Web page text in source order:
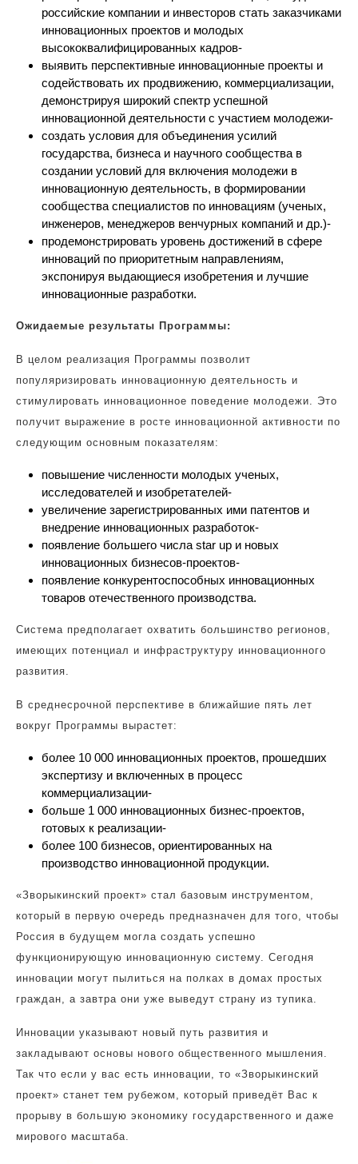
российские компании и инвесторов стать заказчиками
инновационных проектов и молодых
высококвалифицированных кадров-
выявить перспективные инновационные проекты и
содействовать их продвижению, коммерциализации,
демонстрируя широкий спектр успешной
инновационной деятельности с участием молодежи-
создать условия для объединения усилий
государства, бизнеса и научного сообщества в
создании условий для включения молодежи в
инновационную деятельность, в формировании
сообщества специалистов по инновациям (ученых,
инженеров, менеджеров венчурных компаний и др.)-
продемонстрировать уровень достижений в сфере
инноваций по приоритетным направлениям,
экспонируя выдающиеся изобретения и лучшие
инновационные разработки.
Ожидаемые результаты Программы:
В целом реализация Программы позволит
популяризировать инновационную деятельность и
стимулировать инновационное поведение молодежи. Это
получит выражение в росте инновационной активности по
следующим основным показателям:
повышение численности молодых ученых,
исследователей и изобретателей-
увеличение зарегистрированных ими патентов и
внедрение инновационных разработок-
появление большего числа star up и новых
инновационных бизнесов-проектов-
появление конкурентоспособных инновационных
товаров отечественного производства.
Система предполагает охватить большинство регионов,
имеющих потенциал и инфраструктуру инновационного
развития.
В среднесрочной перспективе в ближайшие пять лет
вокруг Программы вырастет:
более 10 000 инновационных проектов, прошедших
экспертизу и включенных в процесс
коммерциализации-
больше 1 000 инновационных бизнес-проектов,
готовых к реализации-
более 100 бизнесов, ориентированных на
производство инновационной продукции.
«Зворыкинский проект» стал базовым инструментом,
который в первую очередь предназначен для того, чтобы
Россия в будущем могла создать успешно
функционирующую инновационную систему. Сегодня
инновации могут пылиться на полках в домах простых
граждан, а завтра они уже выведут страну из тупика.
Инновации указывают новый путь развития и
закладывают основы нового общественного мышления.
Так что если у вас есть инновации, то «Зворыкинский
проект» станет тем рубежом, который приведёт Вас к
прорыву в большую экономику государственного и даже
мирового масштаба.